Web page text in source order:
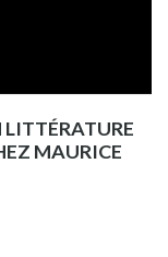
LITTÉRATURE
MAURICE